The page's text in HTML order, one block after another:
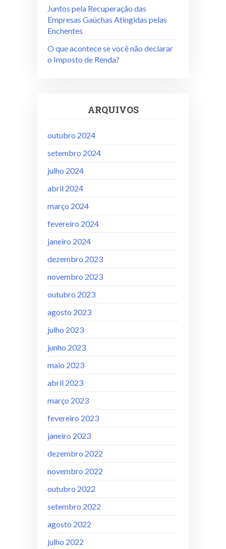
Juntos pela Recuperação das
Empresas Gaúchas Atingidas pelas
Enchentes
O que acontece se você não declarar
o Imposto de Renda?
ARQUIVOS
outubro 2024
setembro 2024
julho 2024
abril 2024
março 2024
fevereiro 2024
janeiro 2024
dezembro 2023
novembro 2023
outubro 2023
agosto 2023
julho 2023
junho 2023
maio 2023
abril 2023
março 2023
fevereiro 2023
janeiro 2023
dezembro 2022
novembro 2022
outubro 2022
setembro 2022
agosto 2022
julho 2022